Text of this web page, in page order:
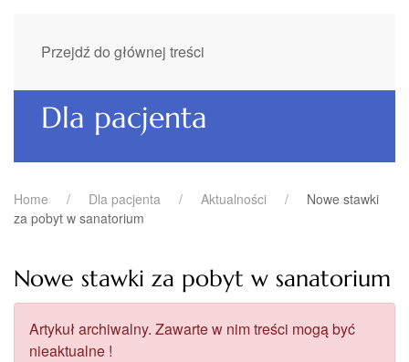
Przejdź do głównej treści
Dla pacjenta
Home Dla pacjenta Aktualności
Nowe stawki
za pobyt w sanatorium
Nowe stawki za pobyt w sanatorium
Artykuł archiwalny. Zawarte w nim treści mogą być
nieaktualne !